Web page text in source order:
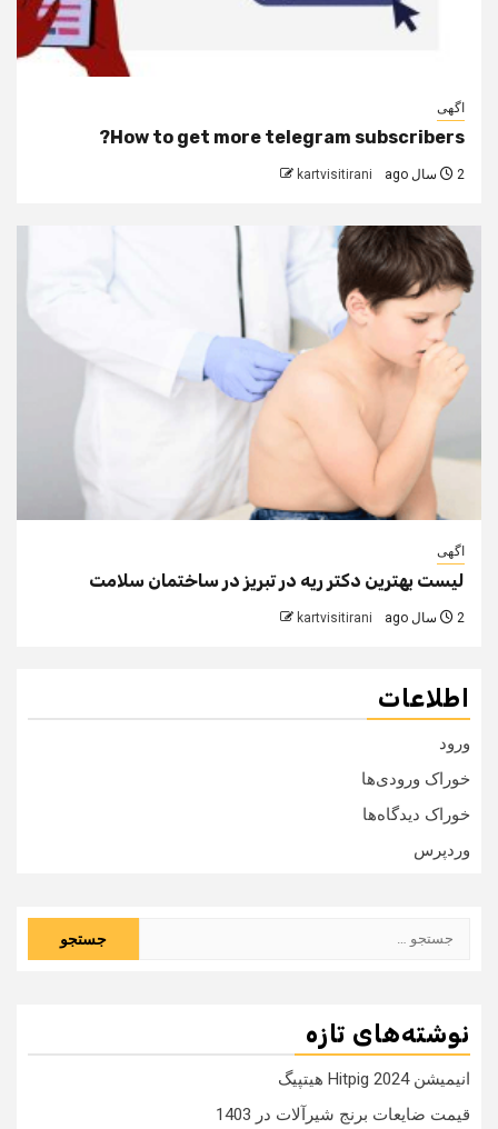
اگهی
How to get more telegram subscribers?
2 سال ago kartvisitirani
اگهی
لیست بهترین دکتر ریه در تبریز در ساختمان سلامت
2 سال ago kartvisitirani
اطلاعات
ورود
خوراک ورودی‌ها
خوراک دیدگاه‌ها
وردپرس
نوشته‌های تازه
انیمیشن Hitpig 2024 هیتپیگ
قیمت ضایعات برنج شیرآلات در 1403